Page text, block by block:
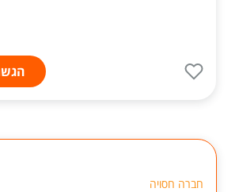
חברה חסויה